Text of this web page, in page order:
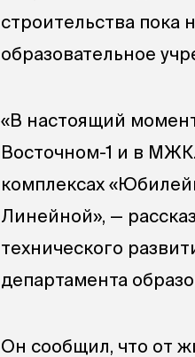
строительства пока
образовательное
«В настоящий
Восточном-1 и в
комплексах
Линейной», —
технического
департамента
Он сообщил, что от